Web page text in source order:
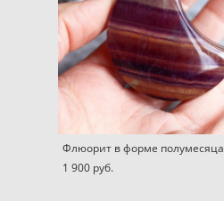
Флюорит в форме полумесяца
1 900 pуб.